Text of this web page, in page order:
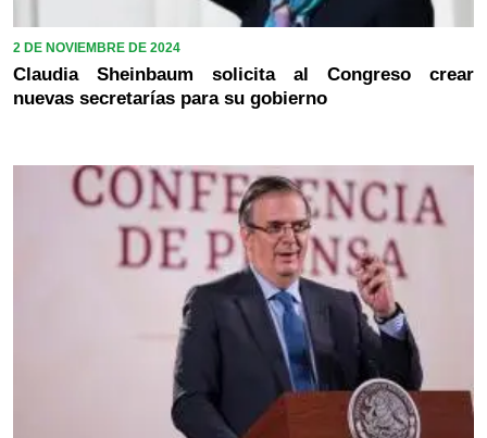
2 DE NOVIEMBRE DE 2024
Claudia Sheinbaum solicita al Congreso crear
nuevas secretarías para su gobierno